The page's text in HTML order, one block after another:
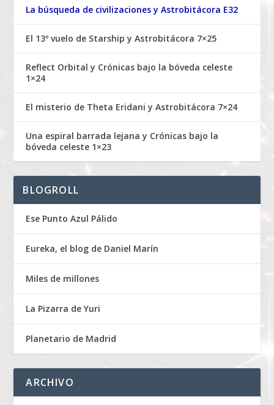
La búsqueda de civilizaciones y Astrobitácora E32
El 13º vuelo de Starship y Astrobitácora 7×25
Reflect Orbital y Crónicas bajo la bóveda celeste
1×24
El misterio de Theta Eridani y Astrobitácora 7×24
Una espiral barrada lejana y Crónicas bajo la
bóveda celeste 1×23
BLOGROLL
Ese Punto Azul Pálido
Eureka, el blog de Daniel Marín
Miles de millones
La Pizarra de Yuri
Planetario de Madrid
ARCHIVO